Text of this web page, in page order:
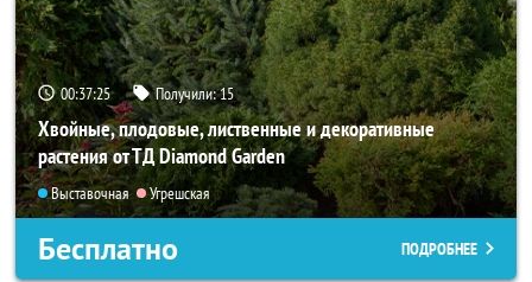
00:37:24 Получили:15
Хвойные, плодовые, лиственные и декоративные
растения от ТД Diamond Garden
Выставочная Угрешская
Бесплатно ПОДРОБНЕЕ